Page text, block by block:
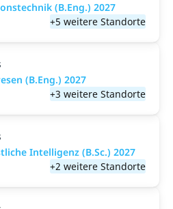
(B.Eng.) 2027
+5 weitere Standorte
(B.Eng.) 2027
+3 weitere Standorte
Intelligenz (B.Sc.) 2027
+2 weitere Standorte